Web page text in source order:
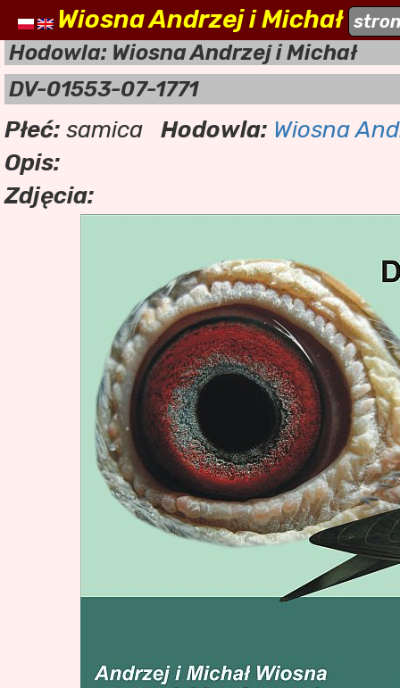
naszehodowle.pl
Wiosna Andrzej i Michał
Hodowla: Wiosna Andrzej i Michał
DV-01553-07-1771
Płeć: samica Hodowla: Wiosna
Opis:
Zdjęcia: